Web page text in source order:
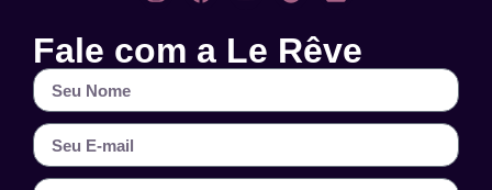
Fale com a Le Rêve